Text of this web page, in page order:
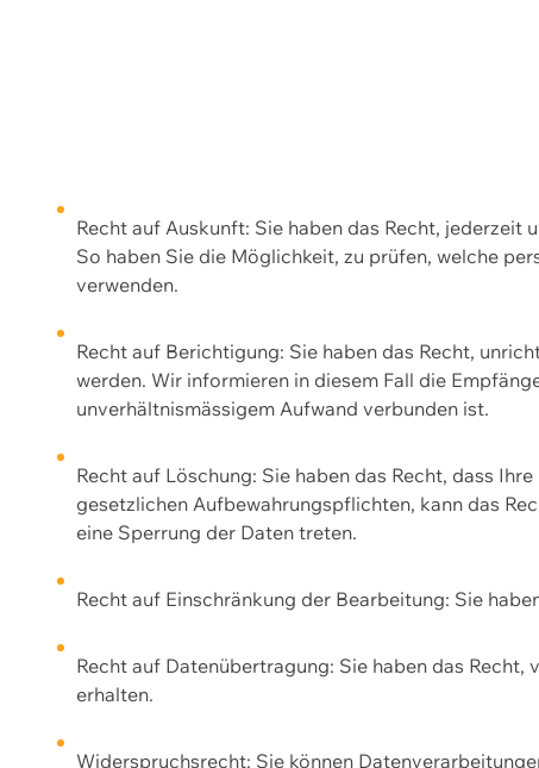
Recht auf Auskunft: Sie haben das Recht,
So haben Sie die Möglichkeit, zu prüfen, welche
verwenden.
Recht auf Berichtigung: Sie haben das Recht,
werden. Wir informieren in diesem Fall die
unverhältnismässigem Aufwand verbunden ist.
Recht auf Löschung: Sie haben das Recht, dass
gesetzlichen Aufbewahrungspflichten, kann das
eine Sperrung der Daten treten.
Recht auf Einschränkung der Bearbeitung: Sie
Recht auf Datenübertragung: Sie haben das
erhalten.
Widerspruchsrecht: Sie können